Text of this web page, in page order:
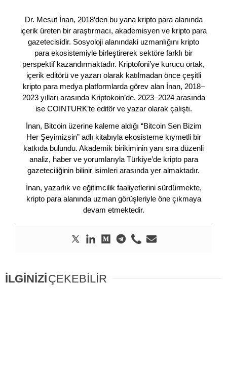
Dr. Mesut İnan, 2018’den bu yana kripto para alanında
içerik üreten bir araştırmacı, akademisyen ve kripto para
gazetecisidir. Sosyoloji alanındaki uzmanlığını kripto
para ekosistemiyle birleştirerek sektöre farklı bir
perspektif kazandırmaktadır. Kriptofoni’ye kurucu ortak,
içerik editörü ve yazarı olarak katılmadan önce çeşitli
kripto para medya platformlarda görev alan İnan, 2018–
2023 yılları arasında Kriptokoin’de, 2023–2024 arasında
ise COINTURK’te editör ve yazar olarak çalıştı.
İnan, Bitcoin üzerine kaleme aldığı “Bitcoin Sen Bizim
Her Şeyimizsin” adlı kitabıyla ekosisteme kıymetli bir
katkıda bulundu. Akademik birikiminin yanı sıra düzenli
analiz, haber ve yorumlarıyla Türkiye’de kripto para
gazeteciliğinin bilinir isimleri arasında yer almaktadır.
İnan, yazarlık ve eğitimcilik faaliyetlerini sürdürmekte,
kripto para alanında uzman görüşleriyle öne çıkmaya
devam etmektedir.
İLGİNİZİÇEKEBİLİR